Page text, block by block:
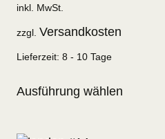
inkl. MwSt.
zzgl. Versandkosten
Lieferzeit: 8 - 10 Tage
Ausführung wählen